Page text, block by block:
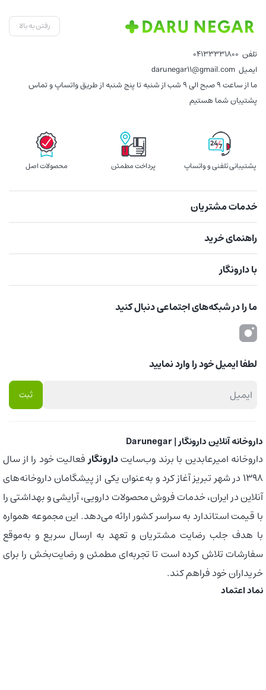
رفتن به بالا
تلفن 04133331800
ایمیل darunegar11@gmail.com
ما از ساعت 9 صبح الی 9 شب از شنبه تا پنج شنبه از طریق واتساپ و تماس
پشتیبان شما هستیم
پشتیبانی تلفنی و واتساپ پرداخت مطمئن محصولات اصل
خدمات مشتریان
راهنمای خرید
با دارونگار
ما را در شبکه‌های اجتماعی دنبال کنید
لطفا ایمیل خود را وارد نمایید
داروخانه آنلاین دارونگار | Darunegar
داروخانه امیرعابدین با برند وب‌سایتدارونگارفعالیت خود را از سال
1398 در شهر تبریز آغاز کرد و به‌عنوان یکی از پیشگامان داروخانه‌های
آنلاین در ایران، خدمات فروش محصولات دارویی، آرایشی و بهداشتی را
با قیمت استاندارد به سراسر کشور ارائه می‌دهد. این مجموعه همواره
با هدف جلب رضایت مشتریان و تعهد به ارسال سریع و به‌موقع
سفارشات تلاش کرده است تا تجربه‌ای مطمئن و رضایت‌بخش را برای
خریداران خود فراهم کند.
نماد اعتماد